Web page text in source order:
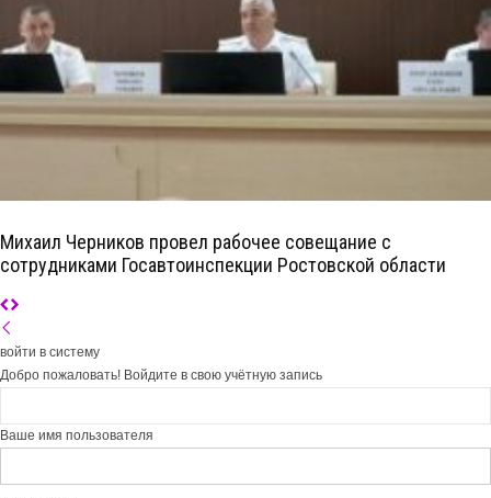
Михаил Черников провел рабочее совещание с
сотрудниками Госавтоинспекции Ростовской области
войти в систему
Добро пожаловать! Войдите в свою учётную запись
Ваше имя пользователя